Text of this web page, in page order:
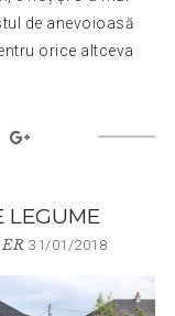
de anevoioasă
orice altceva
LEGUME
31/01/2018